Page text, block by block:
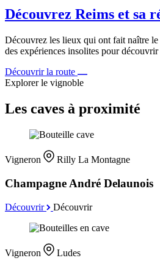
Découvrez Reims et sa
Découvrez les lieux qui ont fait naître
des expériences insolites pour
Découvrir la route
Explorer le vignoble
Les caves à proximité
Vigneron Rilly La Montagne
Champagne André Delaunois
Découvrir Découvrir
Vigneron Ludes